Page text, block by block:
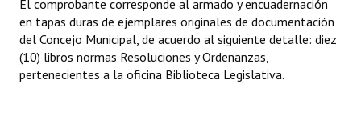
Actas de Sesión
Informes de Unidad Coordinadora
Ejecución Presupuestaria
El comprobante corresponde al armado y encuadernación
en tapas duras de ejemplares originales de documentación
del Concejo Municipal, de acuerdo al siguiente detalle: diez
(10) libros normas Resoluciones y Ordenanzas,
pertenecientes a la oficina Biblioteca Legislativa.